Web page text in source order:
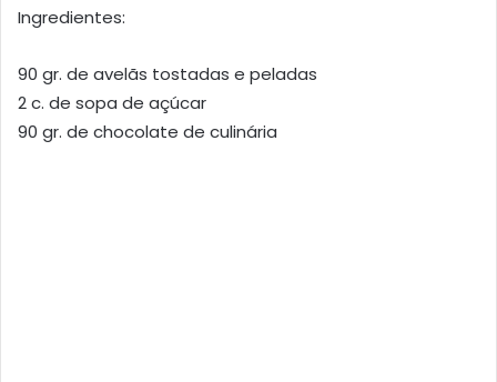
Ingredientes:
90 gr. de avelãs tostadas e peladas
2 c. de sopa de açúcar
90 gr. de chocolate de culinária